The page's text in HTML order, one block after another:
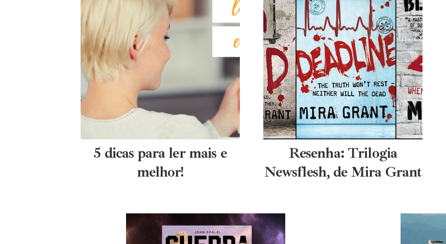
5 dicas para ler mais e
melhor!
Resenha: Trilogia
Newsflesh, de Mira Grant